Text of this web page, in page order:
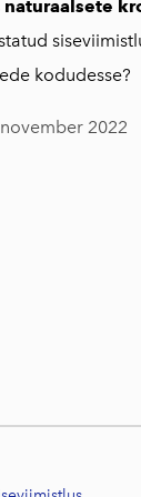
naturaalsete
kodudesse?
2022